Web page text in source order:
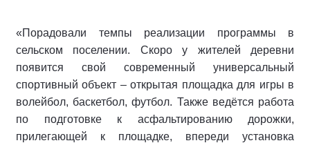
«Порадовали темпы реализации программы в
сельском поселении. Скоро у жителей деревни
появится свой современный универсальный
спортивный объект – открытая площадка для игры в
волейбол, баскетбол, футбол. Также ведётся работа
по подготовке к асфальтированию дорожки,
прилегающей к площадке, впереди установка